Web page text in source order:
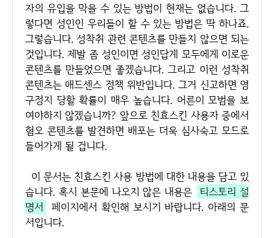
자의 유입을 막을 수 있는 방법이 현재는 없습니다. 그
렇다면 성인인 우리들이 할 수 있는 방법은 딱 하나죠.
그렇습니다. 성착취 관련 콘텐츠를 만들지 않으면 되는
것입니다. 제발 좀 성인이면 성인답게 모두에게 이로운
콘텐츠를 만들었으면 좋겠습니다. 그리고 이런 성착취
콘텐츠는 애드센스 정책 위반입니다. 그거 신고하면 영
구정지 당할 확률이 매우 높습니다. 어른이 모범을 보
여야하지 않겠습니까? 앞으로 친효스킨 사용자 중에서
혐오 콘텐츠를 발견하면 배포는 더욱 심사숙고 모드로
들어가게 될 겁니다.
이 문서는 친효스킨 사용 방법에 대한 내용을 담고 있
습니다. 혹시 본문에 나오지 않은 내용은 티스토리 설
명서
페이지에서 확인해 보시기 바랍니다. 아래의 문
서입니다.